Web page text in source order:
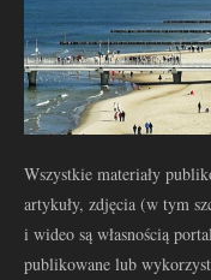
Wszystkie materiały
artykuły, zdjęcia (w tym
i wideo są własnością
publikowane lub